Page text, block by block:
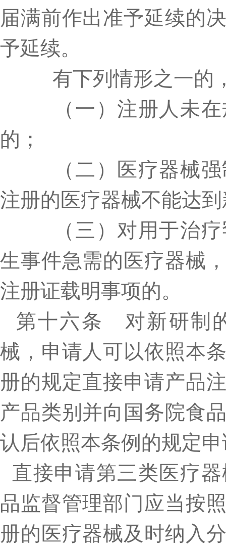
届满前作出准予延续的
予延续。
有下列情形之一的
（一）注册人未在
的；
（二）医疗器械强
注册的医疗器械不能达
（三）对用于治疗
生事件急需的医疗器械
注册证载明事项的。
第十六条 对新研制
械，申请人可以依照本
册的规定直接申请产品
产品类别并向国务院食
认后依照本条例的规定
直接申请第三类医疗
品监督管理部门应当按
册的医疗器械及时纳入